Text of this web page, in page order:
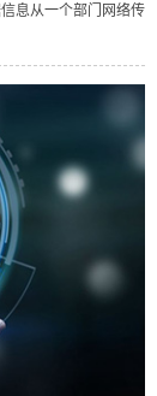
息从一个部门网络传